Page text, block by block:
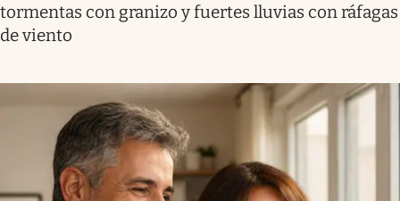
tormentas con granizo y fuertes lluvias con ráfagas
de viento